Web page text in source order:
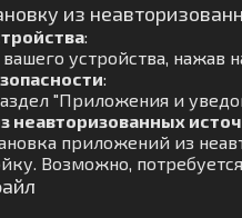
из
:
устройства, нажав
:
"Приложения и
неавторизованных
приложений из
Возможно,